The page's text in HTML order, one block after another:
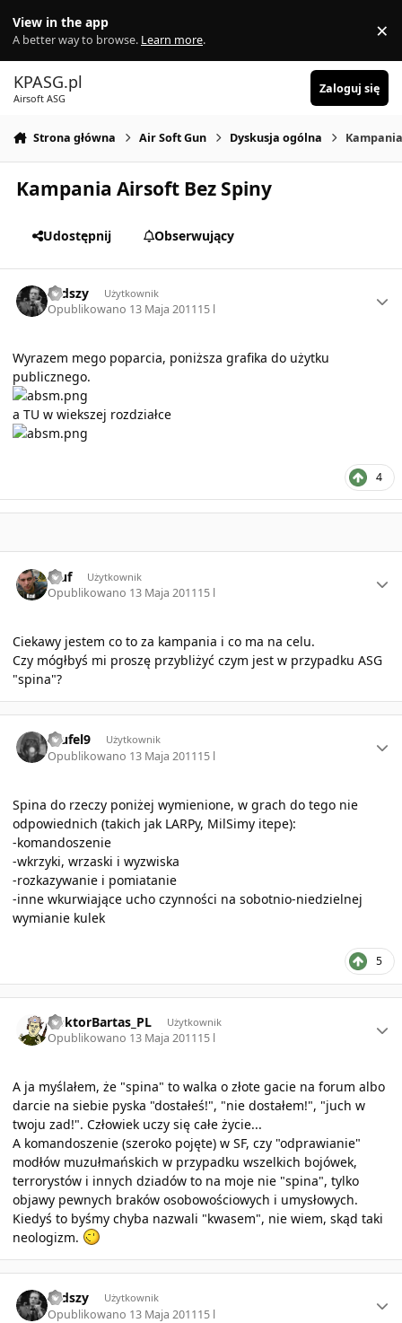
View in the app
A better way to browse. Learn more. ×
KPASG.pl
Airsoft ASG
Zaloguj się
Strona główna Air Soft Gun Dyskusja ogólna
Kampania Airsoft Bez Spiny
Udostępnij Obserwujący
rudszy Użytkownik
Opublikowano 13 Maja 201115 l
Wyrazem mego poparcia, poniższa grafika do użytku
publicznego.
a TU w wiekszej rozdziałce
4
rzuf Użytkownik
Opublikowano 13 Maja 201115 l
Ciekawy jestem co to za kampania i co ma na celu.
Czy mógłbyś mi proszę przybliżyć czym jest w przypadku ASG
"spina"?
teufel9 Użytkownik
Opublikowano 13 Maja 201115 l
Spina do rzeczy poniżej wymienione, w grach do tego nie
odpowiednich (takich jak LARPy, MilSimy itepe):
-komandoszenie
-wkrzyki, wrzaski i wyzwiska
-rozkazywanie i pomiatanie
-inne wkurwiające ucho czynności na sobotnio-niedzielnej
wymianie kulek
5
DoktorBartas_PL Użytkownik
Opublikowano 13 Maja 201115 l
A ja myślałem, że "spina" to walka o złote gacie na forum albo
darcie na siebie pyska "dostałeś!", "nie dostałem!", "juch w
twoju zad!". Człowiek uczy się całe życie...
A komandoszenie (szeroko pojęte) w SF, czy "odprawianie"
modłów muzułmańskich w przypadku wszelkich bojówek,
terrorystów i innych dziadów to na moje nie "spina", tylko
objawy pewnych braków osobowościowych i umysłowych.
Kiedyś to byśmy chyba nazwali "kwasem", nie wiem, skąd taki
neologizm.
rudszy Użytkownik
Opublikowano 13 Maja 201115 l